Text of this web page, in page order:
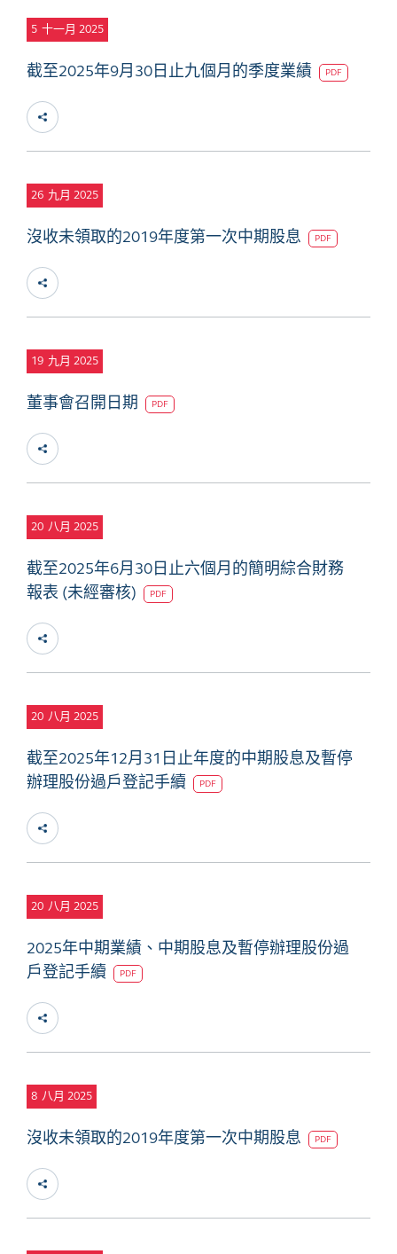
5 十一月 2025
截至2025年9月30日止九個月的季度業績 PDF
26 九月 2025
沒收未領取的2019年度第一次中期股息 PDF
19 九月 2025
董事會召開日期 PDF
20 八月 2025
截至2025年6月30日止六個月的簡明綜合財務
報表 (未經審核)
PDF
20 八月 2025
截至2025年12月31日止年度的中期股息及暫停
辦理股份過戶登記手續
PDF
20 八月 2025
2025年中期業績、中期股息及暫停辦理股份過
戶登記手續
PDF
8 八月 2025
沒收未領取的2019年度第一次中期股息 PDF